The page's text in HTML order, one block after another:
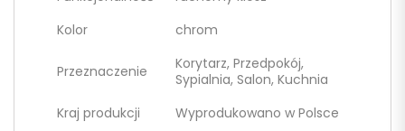
Kolor
chrom
Przeznaczenie
Korytarz, Przedpokój,
Sypialnia, Salon, Kuchnia
Kraj produkcji
Wyprodukowano w Polsce